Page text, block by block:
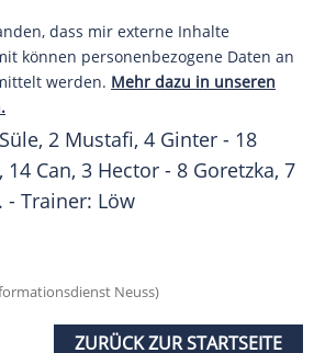
dass mir externe Inhalte
können personenbezogene Daten an
werden. Mehr dazu in unseren
2 Mustafi, 4 Ginter - 18
Can, 3 Hector - 8 Goretzka, 7
- Trainer: Löw
Neuss)
ZURÜCK ZUR STARTSEITE